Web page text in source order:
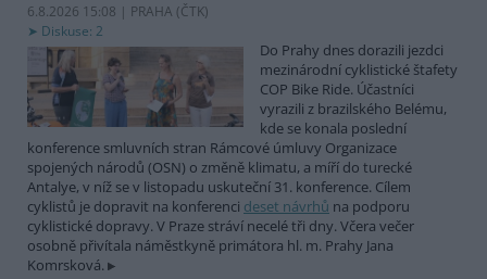
6.8.2026 15:08 | PRAHA (ČTK)
Diskuse: 2
Do Prahy dnes dorazili jezdci
mezinárodní cyklistické štafety
COP Bike Ride. Účastníci
vyrazili z brazilského Belému,
kde se konala poslední
konference smluvních stran Rámcové úmluvy Organizace
spojených národů (OSN) o změně klimatu, a míří do turecké
Antalye, v níž se v listopadu uskuteční 31. konference. Cílem
cyklistů je dopravit na konferenci deset návrhů na podporu
cyklistické dopravy. V Praze stráví necelé tři dny. Včera večer
osobně přivítala náměstkyně primátora hl. m. Prahy Jana
Komrsková.